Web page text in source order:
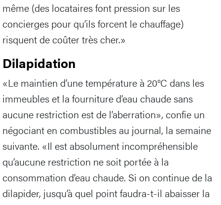
même (des locataires font pression sur les
concierges pour qu’ils forcent le chauffage)
risquent de coûter très cher.»
Dilapidation
«Le maintien d’une température à 20°C dans les
immeubles et la fourniture d’eau chaude sans
aucune restriction est de l’aberration», confie un
négociant en combustibles au journal, la semaine
suivante. «Il est absolument incompréhensible
qu’aucune restriction ne soit portée à la
consommation d’eau chaude. Si on continue de la
dilapider, jusqu’à quel point faudra-t-il abaisser la